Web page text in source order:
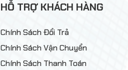
HỖ TRỢ KHÁCH HÀNG
Chính Sách Đổi Trả
Chính Sách Vận Chuyển
Chính Sách Thanh Toán